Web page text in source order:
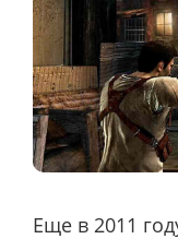
Еще в 2011